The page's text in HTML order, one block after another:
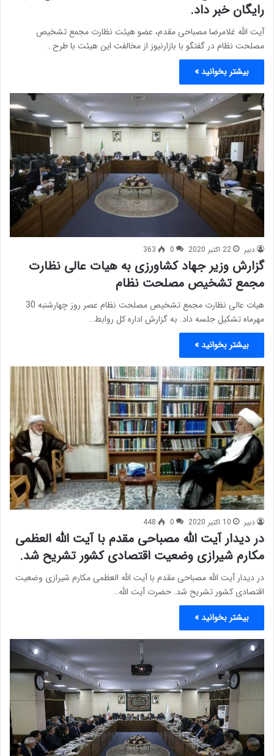
رایگان خبر داد.
آیت الله غلامرضا مصباحی مقدم، عضو هیئت نظارت مجمع تشخیص
مصلحت نظام در گفتگو با بازارنیوز از مخالفت این هیئت با طرح…
بیشتر بخوانید »
دبیر 22 اکتبر 2020 0
363
گزارش وزیر جهاد کشاورزی به هیات عالی نظارت
مجمع تشخیص مصلحت نظام
هیات عالی نظارت مجمع تشخیص مصلحت نظام عصر روز چهارشنبه 30
مهرماه تشکیل جلسه داد. به گزارش اداره کل روابط…
بیشتر بخوانید »
دبیر 10 اکتبر 2020 0
448
در دیدار آیت الله مصباحی مقدم با آیت الله العظمی
مکارم شیرازی وضعیت اقتصادی کشور تشریح شد.
در دیدار آیت الله مصباحی مقدم با آیت الله العظمی مکارم شیرازی وضعیت
اقتصادی کشور تشریح شد. حضرت آیت الله…
بیشتر بخوانید »